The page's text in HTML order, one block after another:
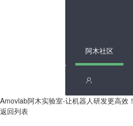
阿木社区
Amovlab阿木实验室-让机器人研发更高效！
返回列表